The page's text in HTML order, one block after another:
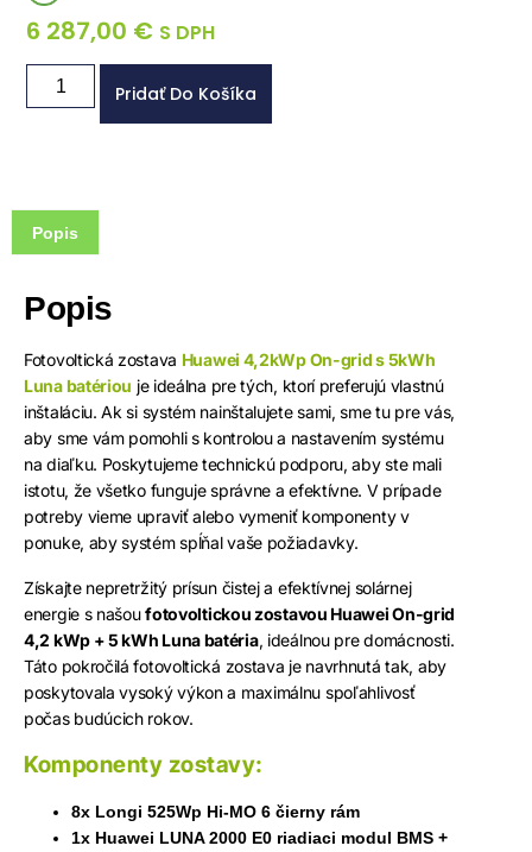
6 287,00 € S DPH
Pridať Do Košíka
Popis
Popis
Fotovoltická zostava Huawei 4,2kWp On-grid s 5kWh
Luna batériou je ideálna pre tých, ktorí preferujú vlastnú
inštaláciu. Ak si systém nainštalujete sami, sme tu pre vás,
aby sme vám pomohli s kontrolou a nastavením systému
na diaľku. Poskytujeme technickú podporu, aby ste mali
istotu, že všetko funguje správne a efektívne. V prípade
potreby vieme upraviť alebo vymeniť komponenty v
ponuke, aby systém spĺňal vaše požiadavky.
Získajte nepretržitý prísun čistej a efektívnej solárnej
energie s našoufotovoltickou zostavou Huawei On-grid
4,2 kWp + 5 kWh Luna batéria, ideálnou pre domácnosti.
Táto pokročilá fotovoltická zostava je navrhnutá tak, aby
poskytovala vysoký výkon a maximálnu spoľahlivosť
počas budúcich rokov.
Komponenty zostavy:
8x Longi 525Wp Hi-MO 6 čierny rám
1x Huawei LUNA 2000 E0 riadiaci modul BMS +